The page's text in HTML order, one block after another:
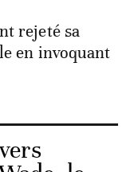
rejeté sa
en invoquant